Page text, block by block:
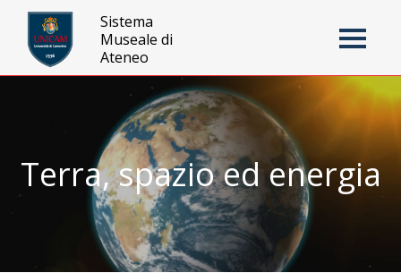
Jump to navigation
Toggle
Sistema
Museale di
Ateneo
Terra, spazio ed energia